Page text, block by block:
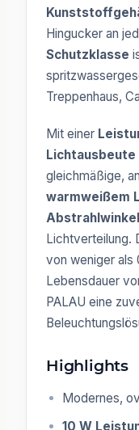
Hingucker an
Schutzklasse
Treppenhaus,
Mit einer
Lichtausbeute
gleichmäßige,
warmweißem
Abstrahlwinkel
Lichtverteilung.
von weniger als
Lebensdauer
PALAU eine
Highlights
Modernes,
10 W